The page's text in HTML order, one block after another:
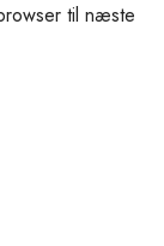
til næste